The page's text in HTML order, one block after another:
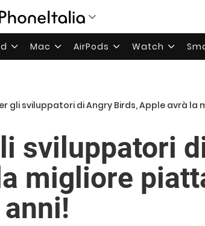
Mac AirPods Watch
gli sviluppatori di Angry Birds, Apple avrà
sviluppatori
migliore